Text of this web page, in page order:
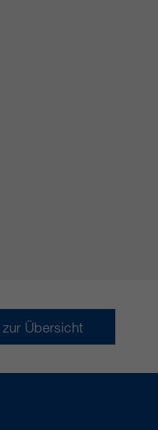
Übersicht